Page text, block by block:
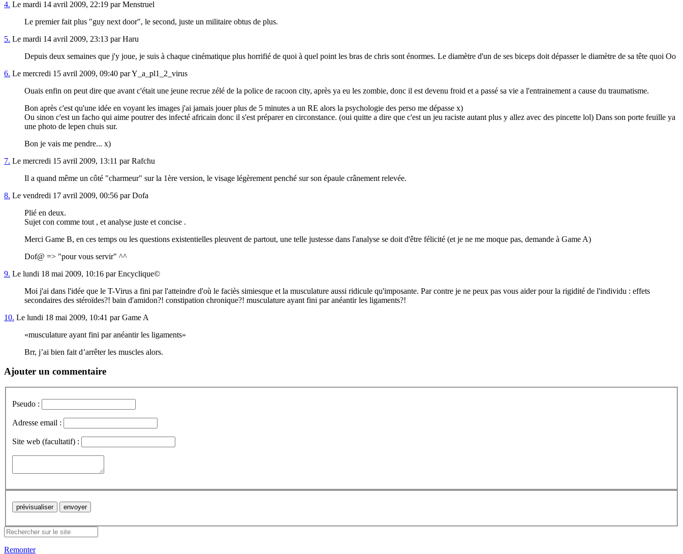
4. Le mardi 14 avril 2009, 22:19 par Menstruel
Le premier fait plus "guy next door", le second, juste un militaire obtus de plus.
5. Le mardi 14 avril 2009, 23:13 par Haru
Depuis deux semaines que j'y joue, je suis à chaque cinématique plus horrifié de quoi à quel point les bras de chris sont énormes. Le diamètre d'un de ses biceps doit dépasser le diamètre de sa tête quoi Oo
6. Le mercredi 15 avril 2009, 09:40 par Y_a_pl1_2_virus
Ouais enfin on peut dire que avant c'était une jeune recrue zélé de la police de racoon city, après ya eu les zombie, donc il est devenu froid et a passé sa vie a l'entrainement a cause du traumatisme.
Bon après c'est qu'une idée en voyant les images j'ai jamais jouer plus de 5 minutes a un RE alors la psychologie des perso me dépasse x)
Ou sinon c'est un facho qui aime poutrer des infecté africain donc il s'est préparer en circonstance. (oui quitte a dire que c'est un jeu raciste autant plus y allez avec des pincette lol) Dans son porte feuille ya
une photo de lepen chuis sur.
Bon je vais me pendre... x)
7. Le mercredi 15 avril 2009, 13:11 par Rafchu
Il a quand même un côté "charmeur" sur la 1ère version, le visage légèrement penché sur son épaule crânement relevée.
8. Le vendredi 17 avril 2009, 00:56 par Dofa
Plié en deux.
Sujet con comme tout , et analyse juste et concise .
Merci Game B, en ces temps ou les questions existentielles pleuvent de partout, une telle justesse dans l'analyse se doit d'être félicité (et je ne me moque pas, demande à Game A)
Dof@ => "pour vous servir" ^^
9. Le lundi 18 mai 2009, 10:16 par Encyclique©
Moi j'ai dans l'idée que le T-Virus a fini par l'atteindre d'où le faciès simiesque et la musculature aussi ridicule qu'imposante. Par contre je ne peux pas vous aider pour la rigidité de l'individu : effets
secondaires des stéroïdes?! bain d'amidon?! constipation chronique?! musculature ayant fini par anéantir les ligaments?!
10. Le lundi 18 mai 2009, 10:41 par Game A
musculature ayant fini par anéantir les ligaments
Brr, j’ai bien fait d’arrêter les muscles alors.
Ajouter un commentaire
Pseudo :
Adresse email :
Site web (facultatif) :
Remonter